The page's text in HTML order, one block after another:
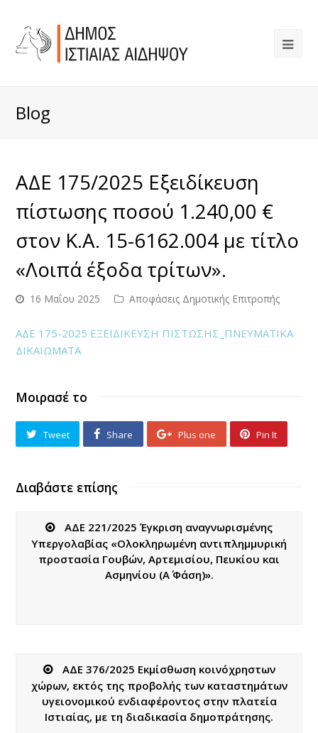
Blog
ΑΔΕ 175/2025 Εξειδίκευση
πίστωσης ποσού 1.240,00 €
στον Κ.Α. 15-6162.004 με τίτλο
«Λοιπά έξοδα τρίτων».
16 Μαΐου 2025 Αποφάσεις Δημοτικής Επιτροπής
ΑΔΕ 175-2025 ΕΞΕΙΔΙΚΕΥΣΗ ΠΙΣΤΩΣΗΣ_ΠΝΕΥΜΑΤΙΚΑ
ΔΙΚΑΙΩΜΑΤΑ
Μοιρασέ το
Tweet Share Plus one Pin It
Διαβάστε επίσης
ΑΔΕ 221/2025 Έγκριση αναγνωρισμένης
Υπεργολαβίας «Ολοκληρωμένη αντιπλημμυρική
προστασία Γουβών, Αρτεμισίου, Πευκίου και
Ασμηνίου (Α΄ Φάση)».
ΑΔΕ 376/2025 Εκμίσθωση κοινόχρηστων
χώρων, εκτός της προβολής των καταστημάτων
υγειονομικού ενδιαφέροντος στην πλατεία
Ιστιαίας, με τη διαδικασία δημοπράτησης.